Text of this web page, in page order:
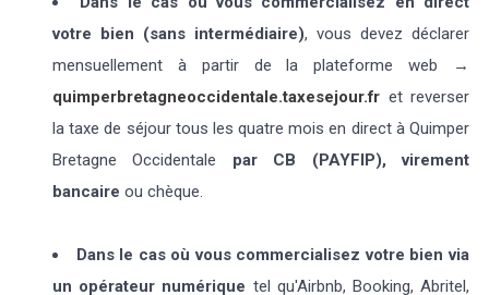
votre bien (sans intermédiaire), vous devez déclarer
mensuellement à partir de la plateforme web →
quimperbretagneoccidentale.taxesejour.fr et reverser
la taxe de séjour tous les quatre mois en direct à Quimper
Bretagne Occidentale par CB (PAYFIP), virement
bancaire ou chèque.
Dans le cas où vous commercialisez votre bien via
un opérateur numérique tel qu'Airbnb, Booking, Abritel,